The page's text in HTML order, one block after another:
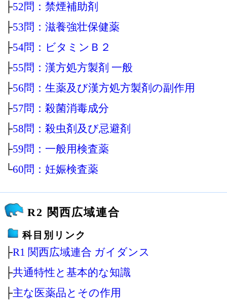
├52問：禁煙補助剤
├53問：滋養強壮保健薬
├54問：ビタミンＢ２
├55問：漢方処方製剤 一般
├56問：生薬及び漢方処方製剤の副作用
├57問：殺菌消毒成分
├58問：殺虫剤及び忌避剤
├59問：一般用検査薬
└60問：妊娠検査薬
R2 関西広域連合
科目別リンク
├R1 関西広域連合 ガイダンス
├共通特性と基本的な知識
├主な医薬品とその作用